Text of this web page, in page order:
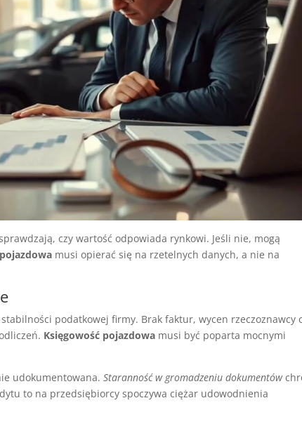
czy wartość odpowiada rynkowi. Jeśli nie, mogą
musi opierać się na rzetelnych danych, a nie na
podatkowej firmy. Brak faktur, wycen rzeczoznawcy
Księgowość pojazdowa musi być poparta mocnymi
udokumentowana.Staranność w gromadzeniu dokumentów
to na przedsiębiorcy spoczywa ciężar udowodnienia